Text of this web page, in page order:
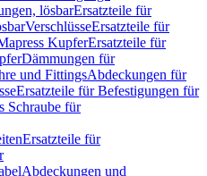
lösbarErsatzteile für
VerschlüsseErsatzteile für
KupferErsatzteile für
Dämmungen für
und FittingsAbdeckungen für
Ersatzteile für Befestigungen für
Schraube für
Ersatzteile für
Abdeckungen und